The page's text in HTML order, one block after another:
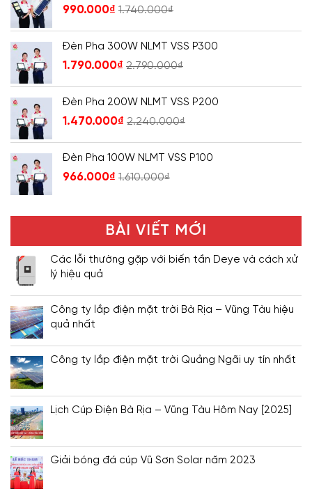
990.000₫ 1.740.000₫
Đèn Pha 300W NLMT VSS P300
1.790.000₫ 2.790.000₫
Đèn Pha 200W NLMT VSS P200
1.470.000₫ 2.240.000₫
Đèn Pha 100W NLMT VSS P100
966.000₫ 1.610.000₫
BÀI VIẾT MỚI
Các lỗi thường gặp với biến tần Deye và cách xử
lý hiệu quả
Công ty lắp điện mặt trời Bà Rịa – Vũng Tàu hiệu
quả nhất
Công ty lắp điện mặt trời Quảng Ngãi uy tín nhất
Lịch Cúp Điện Bà Rịa – Vũng Tàu Hôm Nay [2025]
Giải bóng đá cúp Vũ Sơn Solar năm 2023